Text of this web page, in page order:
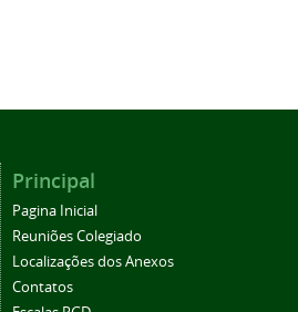
Principal
Pagina Inicial
Reuniões Colegiado
Localizações dos Anexos
Contatos